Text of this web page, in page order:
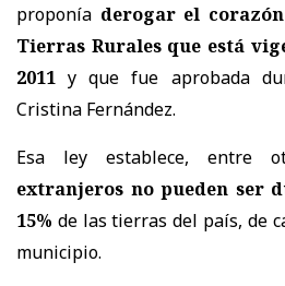
proponía derogar el
Tierras Rurales que está
2011 y que fue aprobada
Cristina Fernández.
Esa ley establece, entre
extranjeros no pueden ser
15% de las tierras del país, de
municipio.